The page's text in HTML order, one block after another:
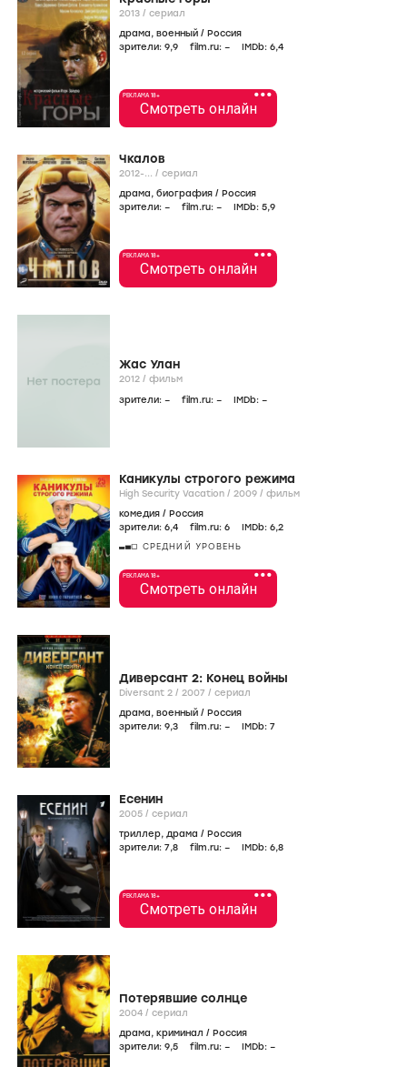
2013 / сериал
драма, военный / Россия
зрители: 9,9 film.ru: – IMDb: 6,4
•••
РЕКЛАМА 18+
Смотреть онлайн
Чкалов
2012-... / сериал
драма, биография / Россия
зрители: – film.ru: – IMDb: 5,9
•••
РЕКЛАМА 18+
Смотреть онлайн
Жас Улан
2012 / фильм
зрители: – film.ru: – IMDb: –
Каникулы строгого режима
High Security Vacation / 2009 / фильм
комедия / Россия
зрители: 6,4 film.ru: 6 IMDb: 6,2
СРЕДНИЙ УРОВЕНЬ
•••
РЕКЛАМА 18+
Смотреть онлайн
Диверсант 2: Конец войны
Diversant 2 / 2007 / сериал
драма, военный / Россия
зрители: 9,3 film.ru: – IMDb: 7
Есенин
2005 / сериал
триллер, драма / Россия
зрители: 7,8 film.ru: – IMDb: 6,8
•••
РЕКЛАМА 18+
Смотреть онлайн
Потерявшие солнце
2004 / сериал
драма, криминал / Россия
зрители: 9,5 film.ru: – IMDb: –